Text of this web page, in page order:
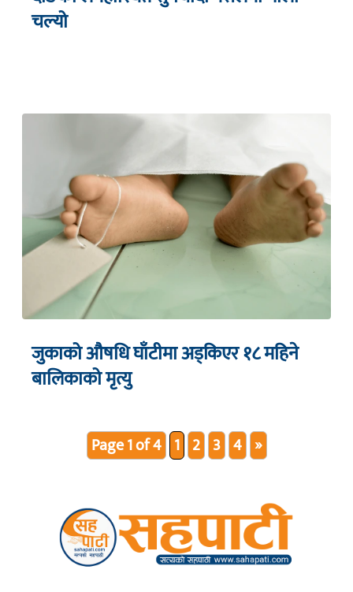
चल्यो
जुकाको औषधि घाँटीमा अड्किएर १८ महिने
बालिकाको मृत्यु
Page 1 of 4 1 2 3 4 »